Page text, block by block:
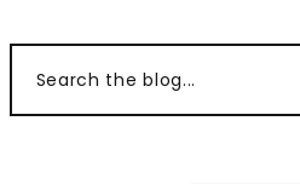
Search the blog...